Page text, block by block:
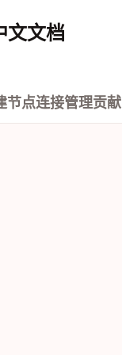
文文档
节点连接管理贡献